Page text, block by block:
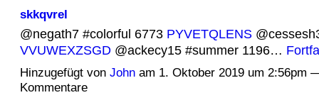
skkqvrel
@negath7 #colorful 6773 PYVETQLENS
VVUWEXZSGD@ackecy15 #summer 1196…
Hinzugefügt von Johnam 1. Oktober 2019 um 2:56pm
Kommentare